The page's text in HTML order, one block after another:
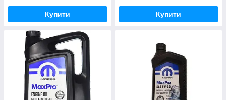
Купити Купити